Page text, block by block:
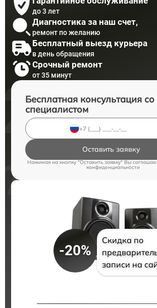
до 3 лет
Диагностика за наш счет,
ремонт по желанию
Бесплатный выезд курьера
в день обращения
Срочный ремонт
от 35 минут
Бесплатная консультация со
специалистом
Оставить заявку
Нажимая на кнопку "Оставить заявку" Вы
конфиденциальности
-20%
Скидка по
записи на